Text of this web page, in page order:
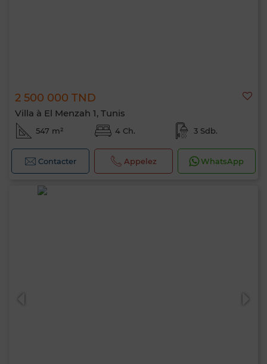
2 500 000 TND
Villa à El Menzah 1, Tunis
547 m² 4 Ch. 3 Sdb.
Contacter Appelez WhatsApp